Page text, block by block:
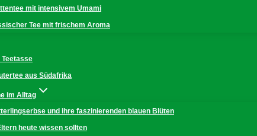
mit intensivem Umami
Tee mit frischem Aroma
aus Südafrika
im Alltag
und ihre faszinierenden blauen Blüten
heute wissen sollten